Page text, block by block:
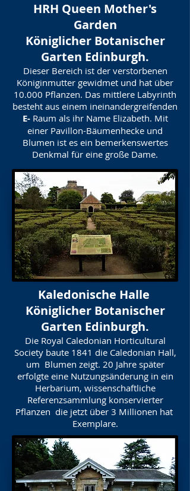
HRH Queen Mother's
Garden
Königlicher Botanischer
Garten Edinburgh.
Dieser Bereich ist der verstorbenen
Königinmutter gewidmet und hat über
10.000 Pflanzen. Das mittlere Labyrinth
besteht aus einem ineinandergreifenden
E-Raum als ihr Name Elizabeth. Mit
einer Pavillon-Bäumenhecke und
Blumen ist es ein bemerkenswertes
Denkmal für eine große Dame.
Kaledonische Halle
Königlicher Botanischer
Garten Edinburgh.
Die Royal Caledonian Horticultural
Society baute 1841 die Caledonian Hall,
um Blumen zeigt. 20 Jahre später
erfolgte eine Nutzungsänderung in ein
Herbarium, wissenschaftliche
Referenzsammlung konservierter
Pflanzen die jetzt über 3 Millionen hat
Exemplare.